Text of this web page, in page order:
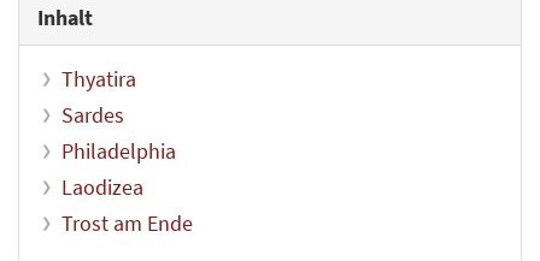
Inhalt
Thyatira
Sardes
Philadelphia
Laodizea
Trost am Ende